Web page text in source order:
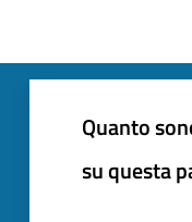
Quanto
su questa